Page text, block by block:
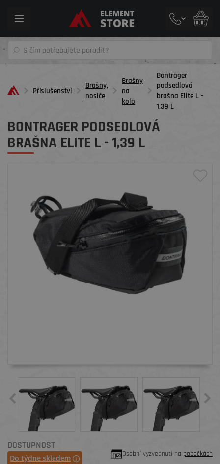
Toggle
Příslušenství
Brašny,
nosiče
Brašny
na
kolo
Bontrager
podsedlová
brašna Elite L -
1,39 L
BONTRAGER PODSEDLOVÁ
BRAŠNA ELITE L - 1,39 L
DOSTUPNOST
Do týdne skladem Osobní vyzvednutí na pobočkách